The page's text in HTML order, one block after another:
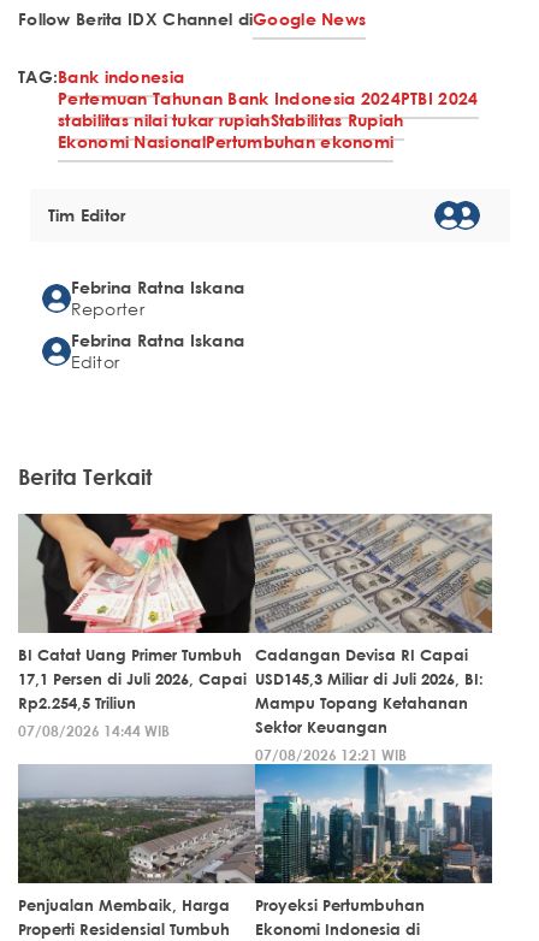
Follow Berita IDX Channel diGoogle News
TAG:Bank indonesia
Pertemuan Tahunan Bank Indonesia 2024PTBI 2024
stabilitas nilai tukar rupiahStabilitas Rupiah
Ekonomi NasionalPertumbuhan ekonomi
Tim Editor
Febrina Ratna Iskana
Reporter
Febrina Ratna Iskana
Editor
Berita Terkait
BI Catat Uang Primer Tumbuh
17,1 Persen di Juli 2026, Capai
Rp2.254,5 Triliun
07/08/2026 14:44 WIB
Cadangan Devisa RI Capai
USD145,3 Miliar di Juli 2026, BI:
Mampu Topang Ketahanan
Sektor Keuangan
07/08/2026 12:21 WIB
Penjualan Membaik, Harga
Properti Residensial Tumbuh
Proyeksi Pertumbuhan
Ekonomi Indonesia di